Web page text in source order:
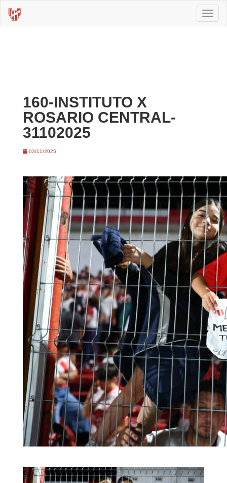
160-INSTITUTO X
ROSARIO CENTRAL-
31102025
03/11/2025